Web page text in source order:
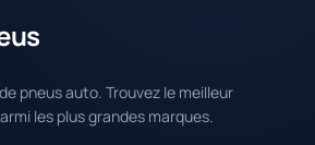
pneus auto. Trouvez le meilleur
les plus grandes marques.